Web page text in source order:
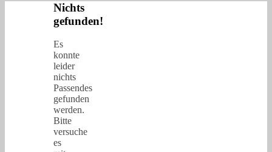
Nichts
gefunden!
Es
konnte
leider
nichts
Passendes
gefunden
werden.
Bitte
versuche
es